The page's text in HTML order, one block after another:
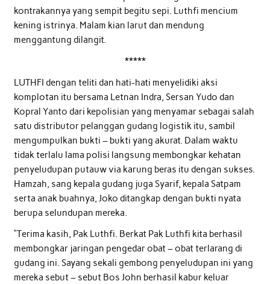
kontrakannya yang sempit begitu sepi. Luthfi mencium
kening istrinya. Malam kian larut dan mendung
menggantung dilangit.
*****
LUTHFI dengan teliti dan hati-hati menyelidiki aksi
komplotan itu bersama Letnan Indra, Sersan Yudo dan
Kopral Yanto dari kepolisian yang menyamar sebagai salah
satu distributor pelanggan gudang logistik itu, sambil
mengumpulkan bukti – bukti yang akurat. Dalam waktu
tidak terlalu lama polisi langsung membongkar kehatan
penyeludupan putauw via karung beras itu dengan sukses.
Hamzah, sang kepala gudang juga Syarif, kepala Satpam
serta anak buahnya, Joko ditangkap dengan bukti nyata
berupa selundupan mereka.
“Terima kasih, Pak Luthfi. Berkat Pak Luthfi kita berhasil
membongkar jaringan pengedar obat – obat terlarang di
gudang ini. Sayang sekali gembong penyeludupan ini yang
mereka sebut – sebut Bos John berhasil kabur keluar